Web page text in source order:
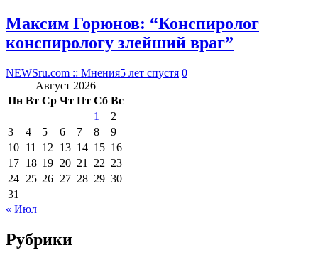
Максим Горюнов: “Конспиролог
конспирологу злейший враг”
NEWSru.com :: Мнения5 лет спустя 0
Август 2026
Пн Вт Ср Чт Пт Сб Вс
1
2
3
4 5 6 7 8
9
10 11 12 13 14 15 16
17 18 19 20 21 22 23
24 25 26 27 28 29 30
31
« Июл
Рубрики